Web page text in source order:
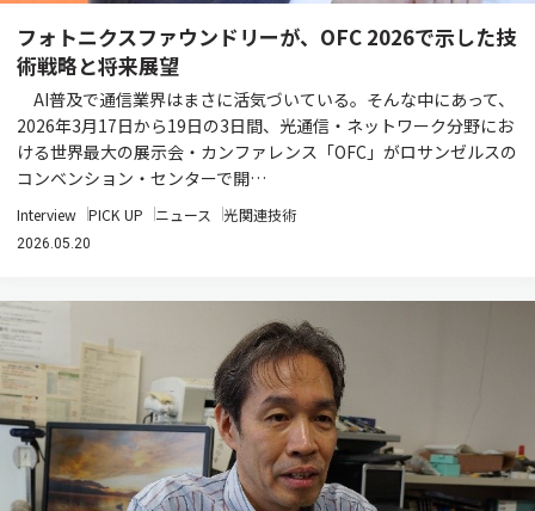
フォトニクスファウンドリーが、OFC 2026で示した技
術戦略と将来展望
AI普及で通信業界はまさに活気づいている。そんな中にあって、
2026年3月17日から19日の3日間、光通信・ネットワーク分野にお
ける世界最大の展示会・カンファレンス「OFC」がロサンゼルスの
コンベンション・センターで開…
Interview PICK UP ニュース 光関連技術
2026.05.20